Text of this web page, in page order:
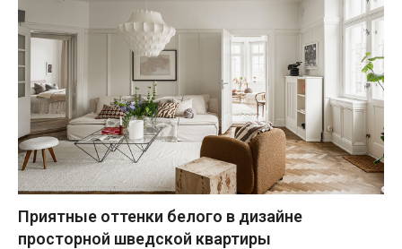
Приятные оттенки белого в дизайне
просторной шведской квартиры